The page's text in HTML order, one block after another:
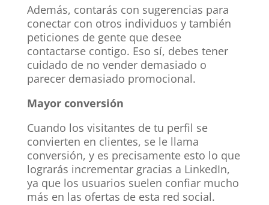
Además, contarás con sugerencias para
conectar con otros individuos y también
peticiones de gente que desee
contactarse contigo. Eso sí, debes tener
cuidado de no vender demasiado o
parecer demasiado promocional.
Mayor conversión
Cuando los visitantes de tu perfil se
convierten en clientes, se le llama
conversión, y es precisamente esto lo que
lograrás incrementar gracias a LinkedIn,
ya que los usuarios suelen confiar mucho
más en las ofertas de esta red social.